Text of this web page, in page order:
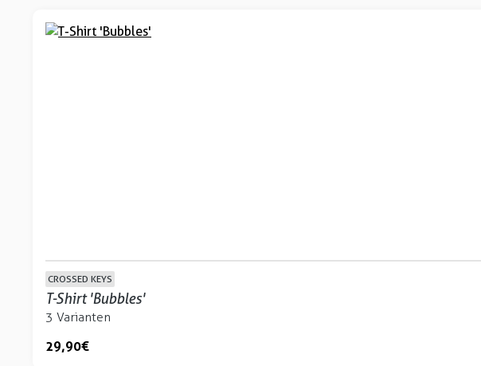
CROSSED KEYS
T-Shirt 'Bubbles'
3 Varianten
29,90 €